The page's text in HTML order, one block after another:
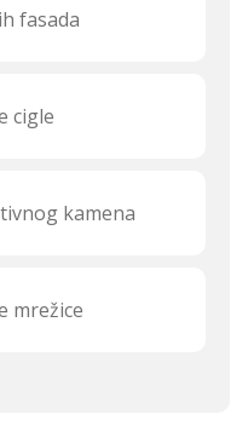
fasada
cigle
kamena
mrežice